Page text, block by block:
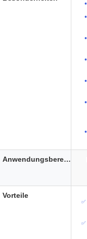
Anwendungsbereich
Vorteile